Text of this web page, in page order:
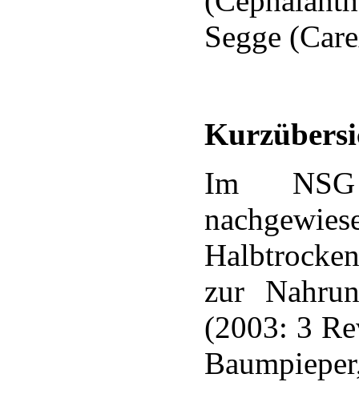
Segge
Im
zur
(2003: 3